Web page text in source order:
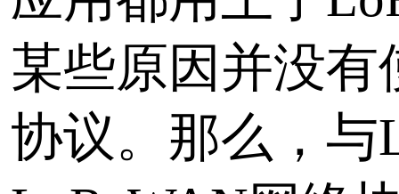
SIGFOX公司。SIGFOX
么公司？为何如此备受
标签： 设备联网LoRa